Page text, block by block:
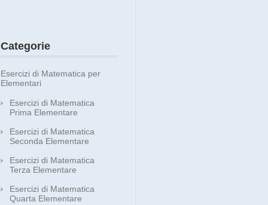
Categorie
Esercizi di Matematica per
Elementari
Esercizi di Matematica
Prima Elementare
Esercizi di Matematica
Seconda Elementare
Esercizi di Matematica
Terza Elementare
Esercizi di Matematica
Quarta Elementare